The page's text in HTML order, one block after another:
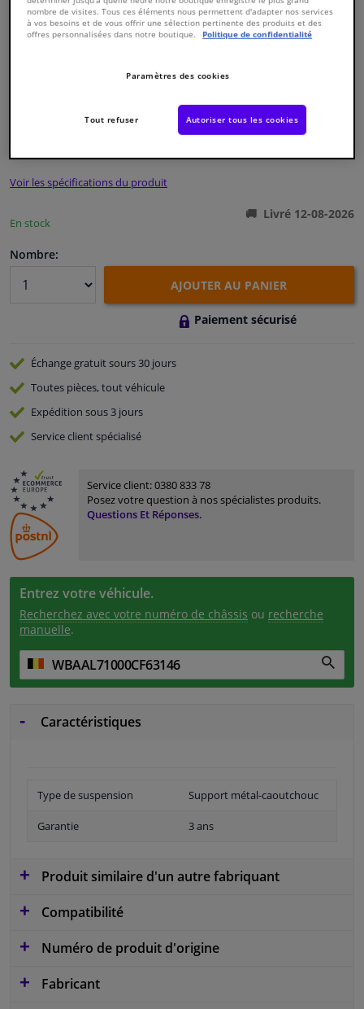
Fenêtres & accessoires
Intérieur & ameublement
Styling & Performance
Nettoyage & protection
Camping-car, moto & vélo
Promotions et réductions
4027816156925
Voir les spécifications du produit
En stock
Livré 12-08-2026
Nombre:
AJOUTER AU PANIER
Paiement sécurisé
Échange gratuitsours 30 jours
Toutes pièces, tout véhicule
Expédition sous 3 jours
Serviceclient spécialisé
Service client:0380 833 78
Posez votre question à nos spécialistes produits.
Questions Et Réponses.
Entrez votre véhicule.
Recherchez avec votre numéro de châssis ou recherche
manuelle.
Caractéristiques
Type de suspension Support métal-caoutchouc
Garantie 3 ans
Produit similaire d'un autre fabriquant
Compatibilité
Numéro de produit d'origine
Fabricant
nombre de visites. Tous ces éléments nous permettent d'adapter nos services
à vos besoins et de vous offrir une sélection pertinente des produits et des
offres personnalisées dans notre boutique.
Politique de confidentialité
Paramètres des cookies
Tout refuser Autoriser tous les cookies